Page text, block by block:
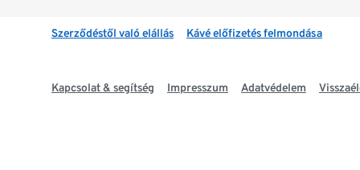
Szerződéstől való elállás Kávé előfizetés felmondása
Kapcsolat & segítség Impresszum Adatvédelem